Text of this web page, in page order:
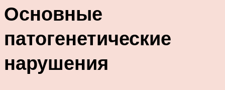
Основные
патогенетические
нарушения